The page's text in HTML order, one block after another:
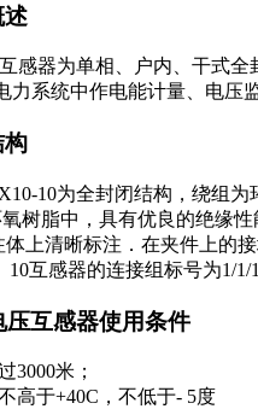
述
感器为单相、户内、干式
力系统中作电能计量、电压
构
10为全封闭结构，绕组
树脂中，具有优良的绝缘
体上清晰标注．在夹件上的
10互感器的连接组标号为1/
互感器使用条件
3000米；
高于+40C，不低于- 5度